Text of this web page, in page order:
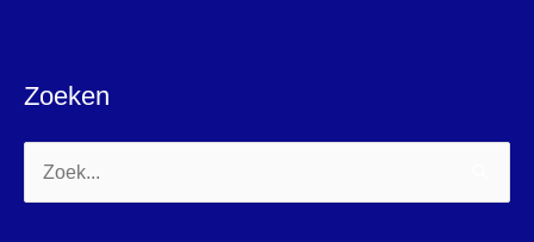
Zoeken
Zoek
naar: